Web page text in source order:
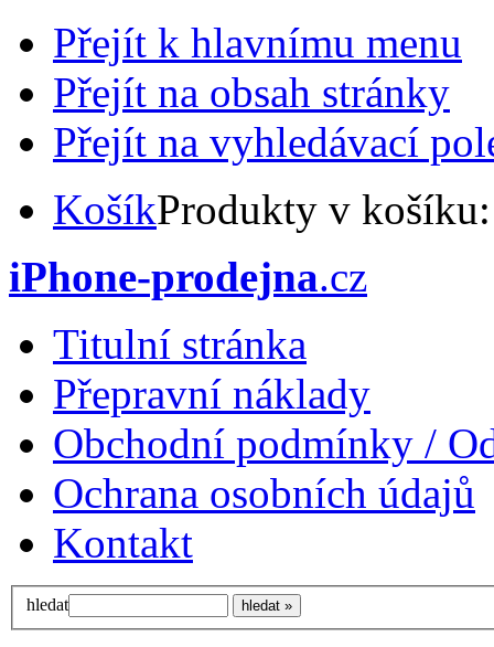
Přejít k hlavnímu menu
Přejít na obsah stránky
Přejít na vyhledávací
KošíkProdukty v
iPhone-prodejna.cz
Titulní stránka
Přepravní náklady
Obchodní podmínky /
Ochrana osobních údajů
Kontakt
hledat